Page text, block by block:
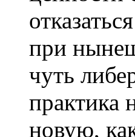
при
чуть
практика
новую,